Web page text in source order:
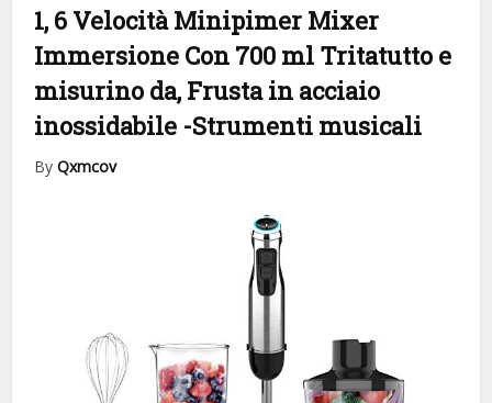
1, 6 Velocità Minipimer Mixer
Immersione Con 700 ml Tritatutto e
misurino da, Frusta in acciaio
inossidabile -Strumenti musicali
ByQxmcov